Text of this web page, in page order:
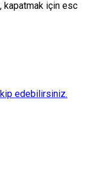
kapatmak için esc
edebilirsiniz.